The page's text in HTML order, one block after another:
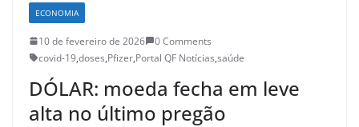
ECONOMIA
10 de fevereiro de 2026
0 Comments
covid-19,doses,Pfizer,Portal QF Notícias,saúde
DÓLAR: moeda fecha em leve
alta no último pregão